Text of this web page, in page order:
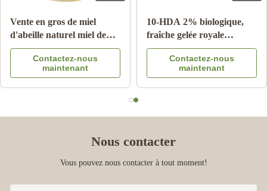
Aug 14.2024
After multiple practical uses, I am full of praise for this filling
machine. It has excellent stability and accuracy, which can ensure
the quality and consistency of the product. At the same time, its
exterior design is simple and generous, giving people a high-end
feeling.
Vente en gros de miel
d'abeille naturel miel de
cidre 100% produits
d'abeille naturels en
provenance de Chine
Contactez-nous
maintenant
10-HDA 2% biologique,
fraîche gelée royale
naturelle de qualité
alimentaire pure
Contactez-nous
maintenant
Nous contacter
Vous pouvez nous contacter à tout moment!